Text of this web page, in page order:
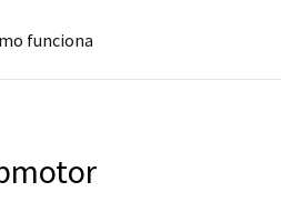
funciona